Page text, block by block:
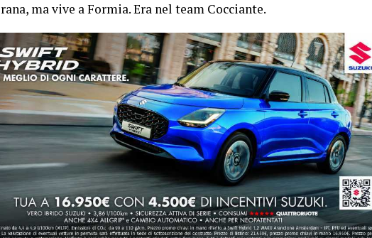
ma vive a Formia. Era nel team Cocciante.